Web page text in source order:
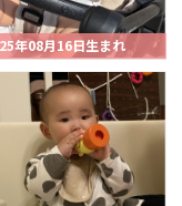
年08月16日生まれ